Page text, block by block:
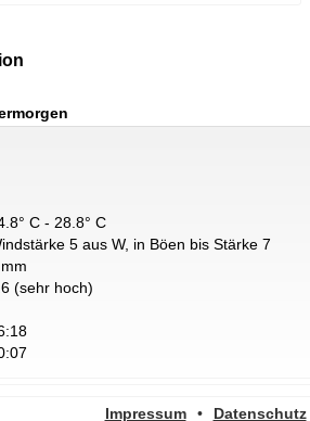
C - 28.8° C
5 aus W, in Böen bis Stärke 7
(sehr hoch)
Impressum • Datenschutz